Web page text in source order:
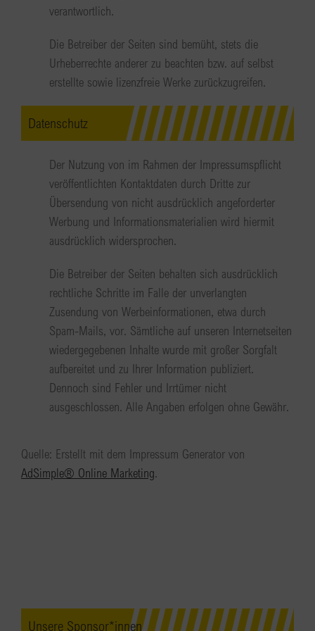
verantwortlich.
Die Betreiber der Seiten sind bemüht, stets die
Urheberrechte anderer zu beachten bzw. auf selbst
erstellte sowie lizenzfreie Werke zurückzugreifen.
Datenschutz
Der Nutzung von im Rahmen der Impressumspflicht
veröffentlichten Kontaktdaten durch Dritte zur
Übersendung von nicht ausdrücklich angeforderter
Werbung und Informationsmaterialien wird hiermit
ausdrücklich widersprochen.
Die Betreiber der Seiten behalten sich ausdrücklich
rechtliche Schritte im Falle der unverlangten
Zusendung von Werbeinformationen, etwa durch
Spam-Mails, vor. Sämtliche auf unseren Internetseiten
wiedergegebenen Inhalte wurde mit großer Sorgfalt
aufbereitet und zu Ihrer Information publiziert.
Dennoch sind Fehler und Irrtümer nicht
ausgeschlossen. Alle Angaben erfolgen ohne Gewähr.
Quelle: Erstellt mit dem Impressum Generator von
AdSimple® Online Marketing.
Unsere Sponsor*innen